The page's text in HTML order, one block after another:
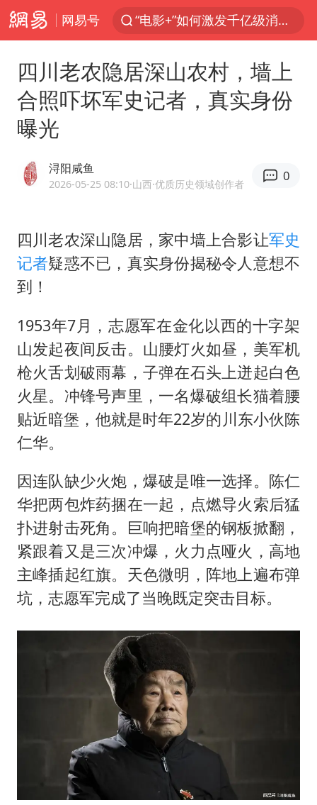
网易号
“电影+”如何激发千亿级消费新活力？
台风白海豚已进入24小时警戒线
上海：台风白海豚或将带来龙卷风
38岁演员求职万岁山NPC成功
美股存储板块集体大跌
中巨芯：上半年归母净利润1405.77万元
日本试射“战斧”导弹，国防部回应
U17国足点球大战淘汰河床晋级决赛
中国女篮70-67险胜尼日利亚女篮
百花奖开幕式
广东雷州通报特教老师招聘违规事件
夯实基础开新局
四川老农隐居深山农村，墙上
合照吓坏军史记者，真实身份
曝光
浔阳咸鱼
2026-05-25 08:10·山西·优质历史领域创作者
0
四川老农深山隐居，家中墙上合影让军史
记者疑惑不已，真实身份揭秘令人意想不
到！
1953年7月，志愿军在金化以西的十字架
山发起夜间反击。山腰灯火如昼，美军机
枪火舌划破雨幕，子弹在石头上迸起白色
火星。冲锋号声里，一名爆破组长猫着腰
贴近暗堡，他就是时年22岁的川东小伙陈
仁华。
因连队缺少火炮，爆破是唯一选择。陈仁
华把两包炸药捆在一起，点燃导火索后猛
扑进射击死角。巨响把暗堡的钢板掀翻，
紧跟着又是三次冲爆，火力点哑火，高地
主峰插起红旗。天色微明，阵地上遍布弹
坑，志愿军完成了当晚既定突击目标。